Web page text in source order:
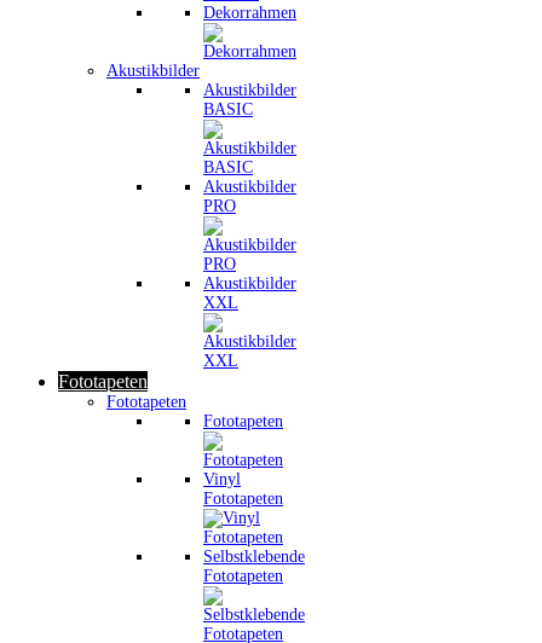
Dekorrahmen
Akustikbilder
Akustikbilder
BASIC
Akustikbilder
PRO
Akustikbilder
XXL
Fototapeten
Fototapeten
Fototapeten
Vinyl
Fototapeten
Selbstklebende
Fototapeten